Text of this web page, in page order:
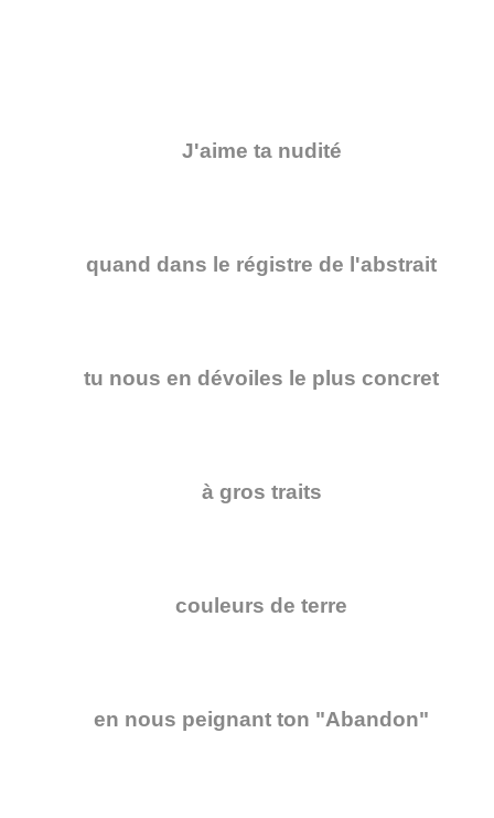
J'aime ta nudité
quand dans le régistre de l'abstrait
tu nous en dévoiles le plus concret
à gros traits
couleurs de terre
en nous peignant ton "Abandon"